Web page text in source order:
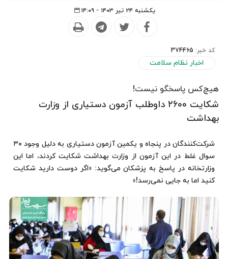
یکشنبه ۲۴ تیر ۱۴۰۳ - ۱۴:۰۹
کد خبر: 374465
اخبار نظام سلامت
هیچ‌کس پاسخگو نیست!
شکایت ۲۶۰۰ داوطلب آزمون دستیاری از وزارت
بهداشت
شرکت‌کنندگان در پنجاه و یکمین آزمون دستیاری به دلیل وجود ۳۰
سوال غلط در این آزمون از وزارت بهداشت شکایت کردند، اما این
وزارتخانه در پاسخ به پزشکان می‌گوید: «اگر دوست دارید شکایت
کنید اما به جایی نمی‌رسد!»